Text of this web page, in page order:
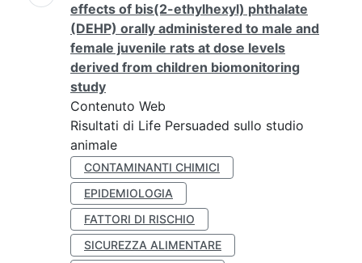
effects of bis(2-ethylhexyl) phthalate
(DEHP) orally administered to male and
female juvenile rats at dose levels
derived from children biomonitoring
study
Contenuto Web
Risultati di Life Persuaded sullo studio
animale
CONTAMINANTI CHIMICI
EPIDEMIOLOGIA
FATTORI DI RISCHIO
SICUREZZA ALIMENTARE